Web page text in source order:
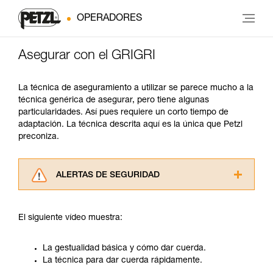
OPERADORES
Asegurar con el GRIGRI
La técnica de aseguramiento a utilizar se parece mucho a la
técnica genérica de asegurar, pero tiene algunas
particularidades. Así pues requiere un corto tiempo de
adaptación. La técnica descrita aquí es la única que Petzl
preconiza.
ALERTAS DE SEGURIDAD
consultarlo. Usted debe comprender la
comprender este complemento informativo.
Dominar estas técnicas requiere una formación
El siguiente vídeo muestra:
La gestualidad básica y cómo dar cuerda.
La técnica para dar cuerda rápidamente.